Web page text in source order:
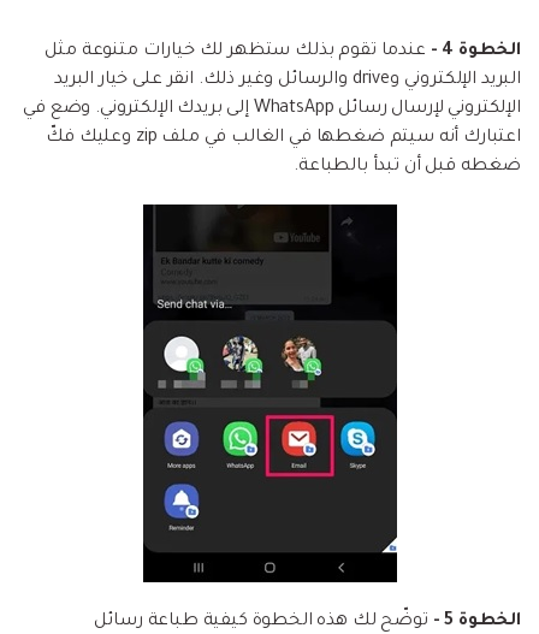
الخطوة 4 -
عندما تقوم بذلك ستظهر لك خيارات متنوعة مثل
البريد الإلكتروني وdrive والرسائل وغير ذلك. انقر على خيار البريد
الإلكتروني لإرسال رسائل WhatsApp إلى بريدك الإلكتروني. وضع في
اعتبارك أنه سيتم ضغطها في الغالب في ملف zip وعليك فكّ
ضغطه قبل أن تبدأ بالطباعة.
الخطوة 5 -
توضّح لك هذه الخطوة كيفية طباعة رسائل